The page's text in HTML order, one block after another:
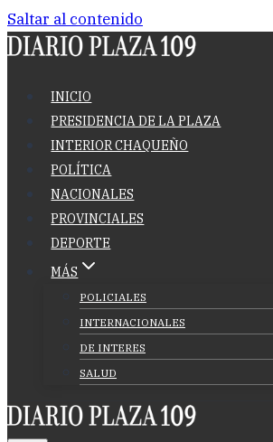
Saltar al contenido
INICIO
PRESIDENCIA DE LA PLAZA
INTERIOR CHAQUEÑO
POLÍTICA
NACIONALES
PROVINCIALES
DEPORTE
MÁS
POLICIALES
INTERNACIONALES
DE INTERES
SALUD